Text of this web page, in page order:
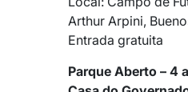
Arthur Arpini,
Entrada gratuita
Parque Aberto – 4